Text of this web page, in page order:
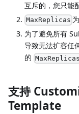
互斥的，您只能
MaxReplicas
为了避免所有
导致无法扩容任
的 MaxReplicas
支持
Template